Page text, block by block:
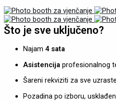
Što je sve uključeno?
Najam 4 sata
Asistencija profesionalnog
Šareni rekviziti za sve uzraste
Pozadina po izboru,